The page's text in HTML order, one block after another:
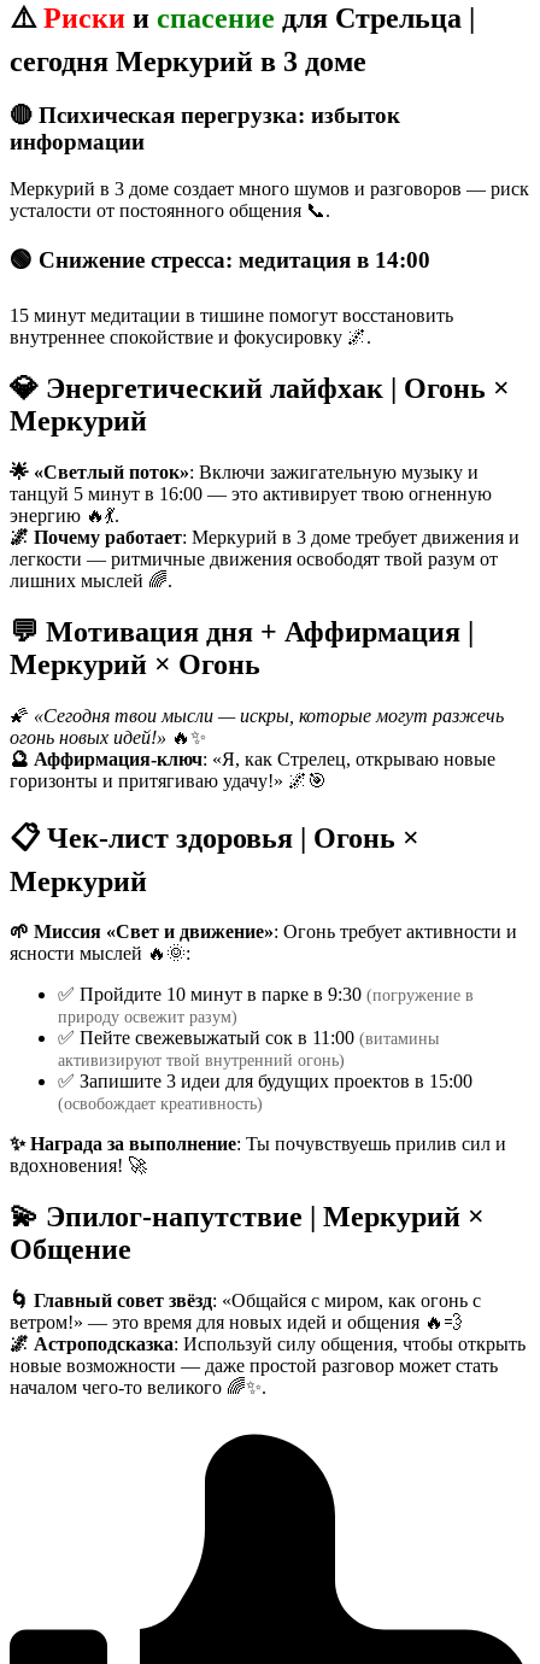
⚠️ Риски и спасение для Стрельца |
сегодня Меркурий в 3 доме
🔴 Психическая перегрузка: избыток
информации
Меркурий в 3 доме создает много шумов и разговоров — риск
усталости от постоянного общения 📞.
🟢 Снижение стресса: медитация в 14:00
15 минут медитации в тишине помогут восстановить
внутреннее спокойствие и фокусировку 🌌.
💎 Энергетический лайфхак | Огонь ×
Меркурий
🌟 «Светлый поток»: Включи зажигательную музыку и
танцуй 5 минут в 16:00 — это активирует твою огненную
энергию 🔥💃.
🌌 Почему работает: Меркурий в 3 доме требует движения и
легкости — ритмичные движения освободят твой разум от
лишних мыслей 🌈.
💬 Мотивация дня + Аффирмация |
Меркурий × Огонь
🌠 «Сегодня твои мысли — искры, которые могут разжечь
огонь новых идей!» 🔥✨
🔮 Аффирмация-ключ: «Я, как Стрелец, открываю новые
горизонты и притягиваю удачу!» 🌌🎯
📋 Чек-лист здоровья | Огонь ×
Меркурий
🌱 Миссия «Свет и движение»: Огонь требует активности и
ясности мыслей 🔥🌞:
✅ Пройдите 10 минут в парке в 9:30 (погружение в
природу освежит разум)
✅ Пейте свежевыжатый сок в 11:00 (витамины
активизируют твой внутренний огонь)
✅ Запишите 3 идеи для будущих проектов в 15:00
(освобождает креативность)
✨ Награда за выполнение: Ты почувствуешь прилив сил и
вдохновения! 🚀
💫 Эпилог-напутствие | Меркурий ×
Общение
🌀 Главный совет звёзд: «Общайся с миром, как огонь с
ветром!» — это время для новых идей и общения 🔥💨
🌌 Астроподсказка: Используй силу общения, чтобы открыть
новые возможности — даже простой разговор может стать
началом чего-то великого 🌈✨.